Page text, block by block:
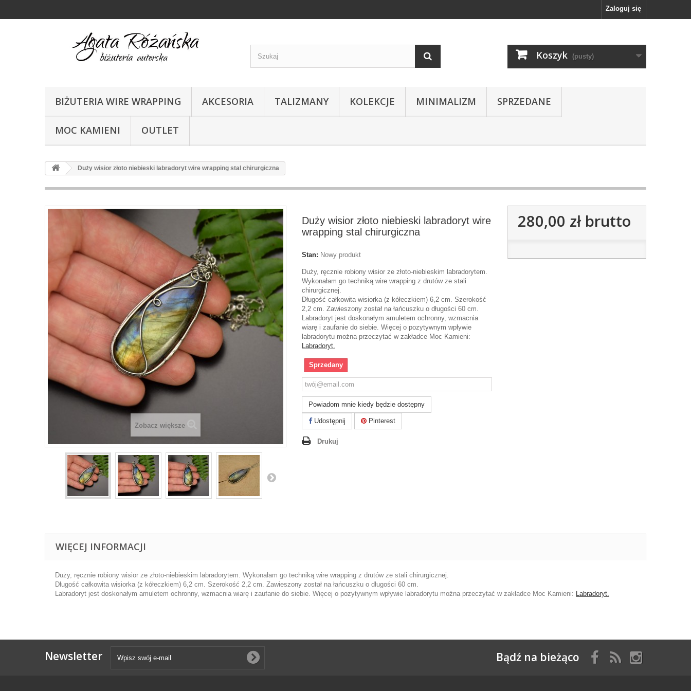
Zaloguj się
Koszyk (pusty)
BIŻUTERIA WIRE WRAPPING AKCESORIA TALIZMANY KOLEKCJE MINIMALIZM SPRZEDANE
MOC KAMIENI OUTLET
Duży wisior złoto niebieski labradoryt wire wrapping stal chirurgiczna
Zobacz większe
Duży wisior złoto niebieski labradoryt wire
wrapping stal chirurgiczna
Stan: Nowy produkt
Duży, ręcznie robiony wisior ze złoto-niebieskim labradorytem.
Wykonałam go techniką wire wrapping z drutów ze stali
chirurgicznej.
Długość całkowita wisiorka (z kółeczkiem) 6,2 cm. Szerokość
2,2 cm. Zawieszony został na łańcuszku o długości 60 cm.
Labradoryt jest doskonałym amuletem ochronny, wzmacnia
wiarę i zaufanie do siebie. Więcej o pozytywnym wpływie
labradorytu można przeczytać w zakładce Moc Kamieni:
Labradoryt.
Sprzedany
Powiadom mnie kiedy będzie dostępny
Udostępnij Pinterest
Drukuj
280,00 złbrutto
WIĘCEJ INFORMACJI
Duży, ręcznie robiony wisior ze złoto-niebieskim labradorytem. Wykonałam go techniką wire wrapping z drutów ze stali chirurgicznej.
Długość całkowita wisiorka (z kółeczkiem) 6,2 cm. Szerokość 2,2 cm. Zawieszony został na łańcuszku o długości 60 cm.
Labradoryt jest doskonałym amuletem ochronny, wzmacnia wiarę i zaufanie do siebie. Więcej o pozytywnym wpływie labradorytu można przeczytać w zakładce Moc Kamieni: Labradoryt.
Newsletter Bądź na bieżąco